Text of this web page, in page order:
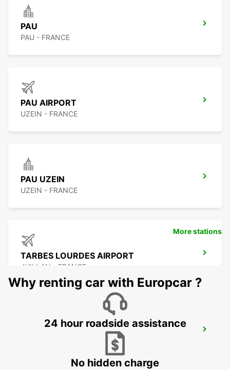
PAU
PAU - FRANCE
PAU AIRPORT
UZEIN - FRANCE
PAU UZEIN
UZEIN - FRANCE
TARBES LOURDES AIRPORT
JUILLAN - FRANCE
More stations
Why renting car with Europcar ?
24 hour roadside assistance
No hidden charge